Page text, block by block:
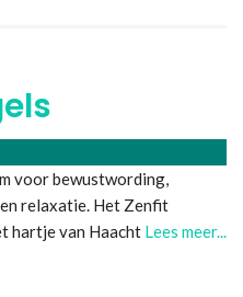
voor bewustwording,
relaxatie. Het Zenfit
hartje van Haacht Lees meer...